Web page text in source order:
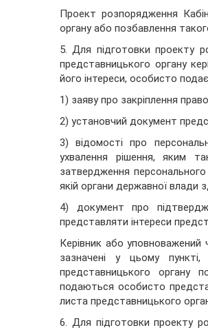
Проект розпорядження
органу або позбавлення
5. Для підготовки проекту
представницького органу
його інтереси, особисто
1) заяву про закріплення
2) установчий документ
3) відомості про
ухвалення рішення, яким
затвердження
якій органи державної влади
4) документ про
представляти інтереси
Керівник або
зазначені у цьому
представницького органу
подаються особисто
листа представницького
6. Для підготовки проекту